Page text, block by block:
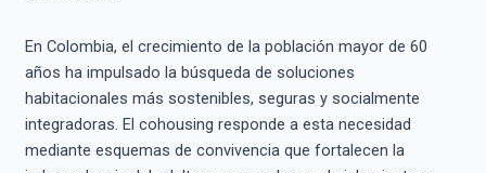
En Colombia, el crecimiento de la población mayor de 60
años ha impulsado la búsqueda de soluciones
habitacionales más sostenibles, seguras y socialmente
integradoras. El cohousing responde a esta necesidad
mediante esquemas de convivencia que fortalecen la